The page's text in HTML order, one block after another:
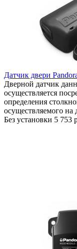
Датчик двери
Дверной датчик
осуществляется
определения
осуществляемого на
Без установки 5 753